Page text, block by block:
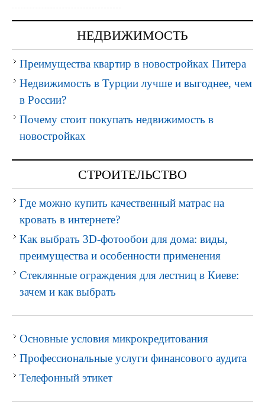
НЕДВИЖИМОСТЬ
Преимущества квартир в новостройках Питера
Недвижимость в Турции лучше и выгоднее, чем
в России?
Почему стоит покупать недвижимость в
новостройках
СТРОИТЕЛЬСТВО
Где можно купить качественный матрас на
кровать в интернете?
Как выбрать 3D-фотообои для дома: виды,
преимущества и особенности применения
Стеклянные ограждения для лестниц в Киеве:
зачем и как выбрать
Основные условия микрокредитования
Профессиональные услуги финансового аудита
Телефонный этикет